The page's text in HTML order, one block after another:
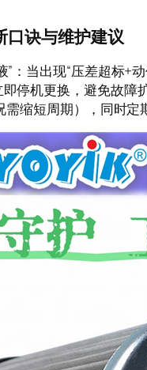
口诀与维护建议
：当出现“压差超标+
停机更换，避免故障
缩短周期），同时定